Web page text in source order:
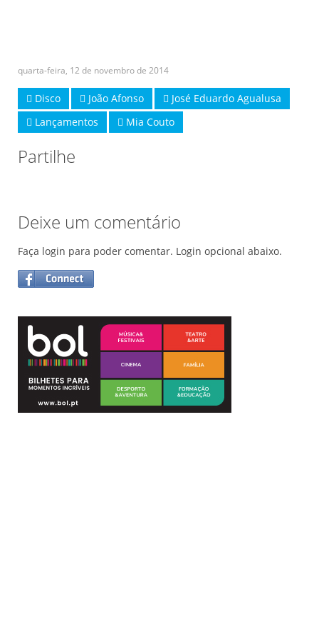
quarta-feira, 12 de novembro de 2014
Disco João Afonso
José Eduardo Agualusa
Lançamentos
Mia Couto
Partilhe
Deixe um comentário
Faça login para poder comentar. Login opcional abaixo.